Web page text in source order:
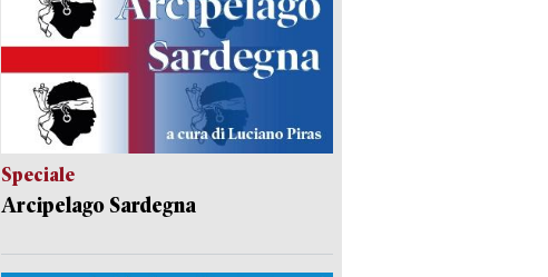
Speciale
Arcipelago Sardegna